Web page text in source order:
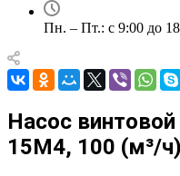
Пн. – Пт.: с 9:00 до
Насос
15M4, 100 (м³/ч)